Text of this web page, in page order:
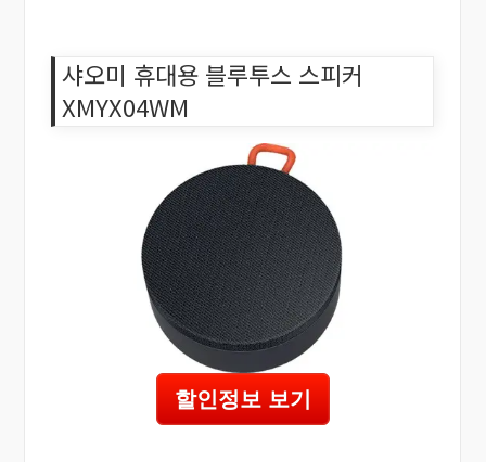
샤오미 휴대용 블루투스 스피커
XMYX04WM
할인정보 보기